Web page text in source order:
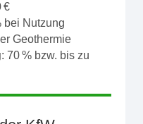
€
bei Nutzung
Geothermie
: 70 % bzw. bis zu